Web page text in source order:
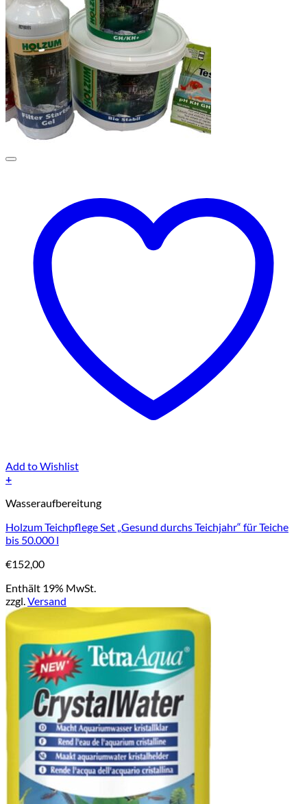
Add to Wishlist
+
Wasseraufbereitung
Holzum Teichpflege Set „Gesund durchs Teichjahr“ für Teiche
bis 50.000 l
€152,00
Enthält 19% MwSt.
zzgl.Versand